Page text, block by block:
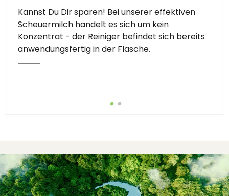
Kannst Du Dir sparen! Bei unserer effektiven
Scheuermilch handelt es sich um kein
Konzentrat - der Reiniger befindet sich bereits
anwendungsfertig in der Flasche.